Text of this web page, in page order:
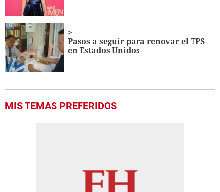
Pasos a seguir para renovar el TPS
en Estados Unidos
MIS TEMAS PREFERIDOS